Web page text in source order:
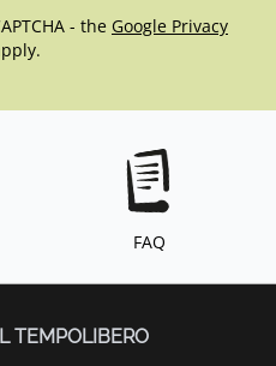
- the Google Privacy
FAQ
TEMPOLIBERO